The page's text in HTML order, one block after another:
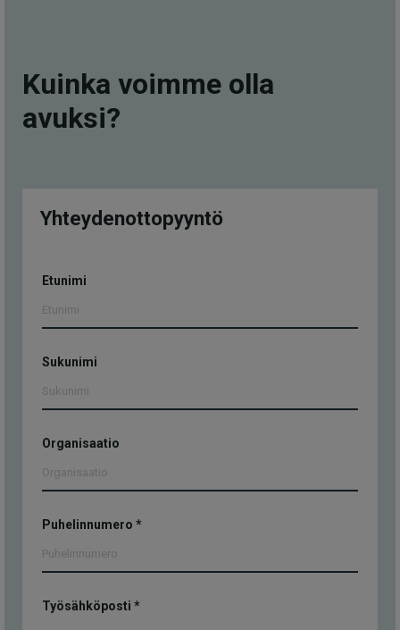
Kuinka voimme olla
avuksi?
Yhteydenottopyyntö
Yhteydenottopyyntö
Etunimi
Sukunimi
Organisaatio
Puhelinnumero *
Työsähköposti *